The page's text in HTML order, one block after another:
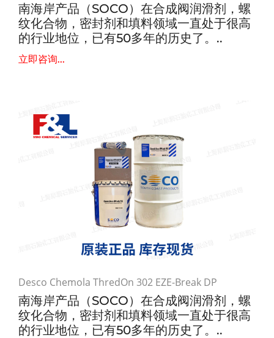
南海岸产品（SOCO）在合成阀润滑剂，螺
纹化合物，密封剂和填料领域一直处于很高
的行业地位，已有50多年的历史了。..
立即咨询...
Desco Chemola ThredOn 302 EZE-Break DP
南海岸产品（SOCO）在合成阀润滑剂，螺
纹化合物，密封剂和填料领域一直处于很高
的行业地位，已有50多年的历史了。..